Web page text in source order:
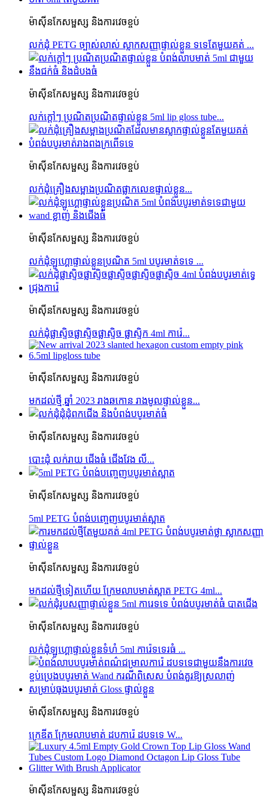
ម៉ាស៊ីនកែសម្ផស្ស និងការវេចខ្ចប់
លក់ដុំ PETG ច្បាស់លាស់ ស្លាកសញ្ញាផ្ទាល់ខ្លួន ទទេតែមួយគត់ ...
ម៉ាស៊ីនកែសម្ផស្ស និងការវេចខ្ចប់
លក់ក្តៅៗ ប្រណិតប្រណិតផ្ទាល់ខ្លួន 5ml lip gloss tube...
ម៉ាស៊ីនកែសម្ផស្ស និងការវេចខ្ចប់
លក់ដុំគ្រឿងសម្អាងប្រណិតផ្លាកលេខផ្ទាល់ខ្លួន...
ម៉ាស៊ីនកែសម្ផស្ស និងការវេចខ្ចប់
លក់ដុំឡូហ្គោផ្ទាល់ខ្លួនប្រណិត 5ml បបូរមាត់ទទេ ...
ម៉ាស៊ីនកែសម្ផស្ស និងការវេចខ្ចប់
លក់ដុំផ្លាស្ទិចផ្លាស្ទិចផ្លាស្ទិច ផ្លាស្ទិក 4ml ការ៉េ...
ម៉ាស៊ីនកែសម្ផស្ស និងការវេចខ្ចប់
មកដល់ថ្មី ឆ្នាំ 2023 រាងឆកោន រាងមូលផ្ទាល់ខ្លួន...
ម៉ាស៊ីនកែសម្ផស្ស និងការវេចខ្ចប់
បោះដុំ លក់រាយ ជើងធំ ជើងវែង លី...
ម៉ាស៊ីនកែសម្ផស្ស និងការវេចខ្ចប់
5ml PETG បំពង់បញ្ចេញបបូរមាត់ស្អាត
ម៉ាស៊ីនកែសម្ផស្ស និងការវេចខ្ចប់
មកដល់ថ្មីទៀតហើយ ក្រែមលាបមាត់ស្អាត PETG 4ml...
ម៉ាស៊ីនកែសម្ផស្ស និងការវេចខ្ចប់
លក់ដុំឡូហ្គោផ្ទាល់ខ្លួនទំហំ 5ml ការ៉េទទេរធំ ...
ម៉ាស៊ីនកែសម្ផស្ស និងការវេចខ្ចប់
ក្រេឌីត ក្រែមលាបមាត់ ដបការ៉េ ដបទទេ W...
ម៉ាស៊ីនកែសម្ផស្ស និងការវេចខ្ចប់